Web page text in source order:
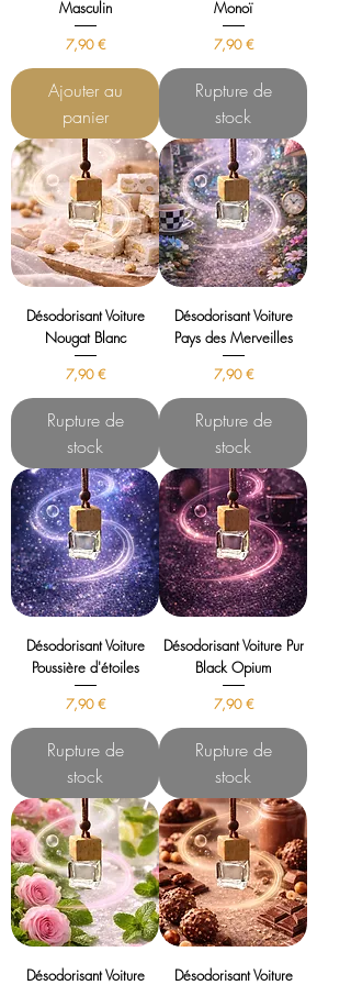
Masculin
Prix
7,90 €
Ajouter au
panier
Monoï
Prix
7,90 €
Rupture de
stock
Désodorisant Voiture
Nougat Blanc
Prix
7,90 €
Rupture de
stock
Désodorisant Voiture
Pays des Merveilles
Prix
7,90 €
Rupture de
stock
Désodorisant Voiture
Poussière d'étoiles
Prix
7,90 €
Rupture de
stock
Désodorisant Voiture Pur
Black Opium
Prix
7,90 €
Rupture de
stock
Désodorisant Voiture
Désodorisant Voiture